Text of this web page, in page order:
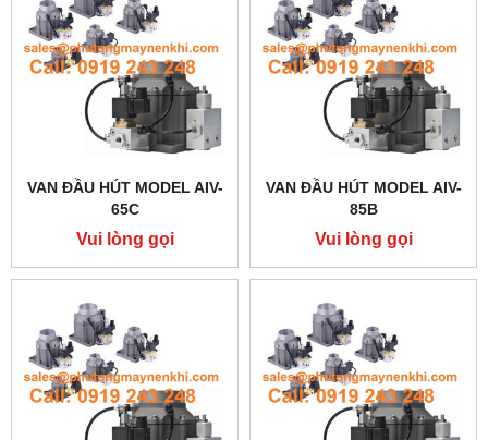
VAN ĐẦU HÚT MODEL AIV-
65C
Vui lòng gọi
VAN ĐẦU HÚT MODEL AIV-
85B
Vui lòng gọi